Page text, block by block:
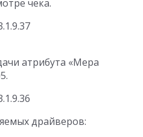
чека.
атрибута «Мера
драйверов: